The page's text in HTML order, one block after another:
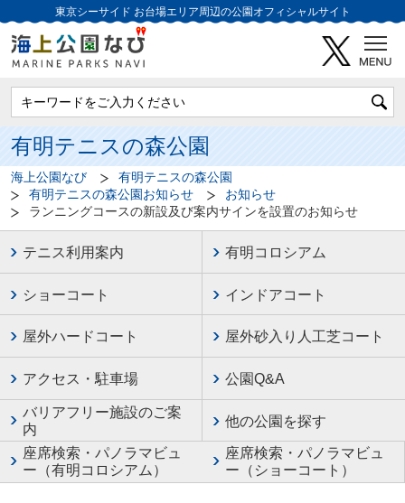
東京シーサイド お台場エリア周辺の公園オフィシャルサイト
有明テニスの森公園
海上公園なび
有明テニスの森公園
有明テニスの森公園お知らせ
お知らせ
ランニングコースの新設及び案内サインを設置のお知らせ
テニス利用案内 有明コロシアム
ショーコート インドアコート
屋外ハードコート 屋外砂入り人工芝コート
アクセス・駐車場 公園Q&A
バリアフリー施設のご案
内
他の公園を探す
座席検索・パノラマビュ
ー（有明コロシアム）
座席検索・パノラマビュ
ー（ショーコート）